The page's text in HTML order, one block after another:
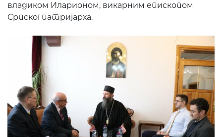
владиком Иларионом, викарним епископом
Српског патријарха.